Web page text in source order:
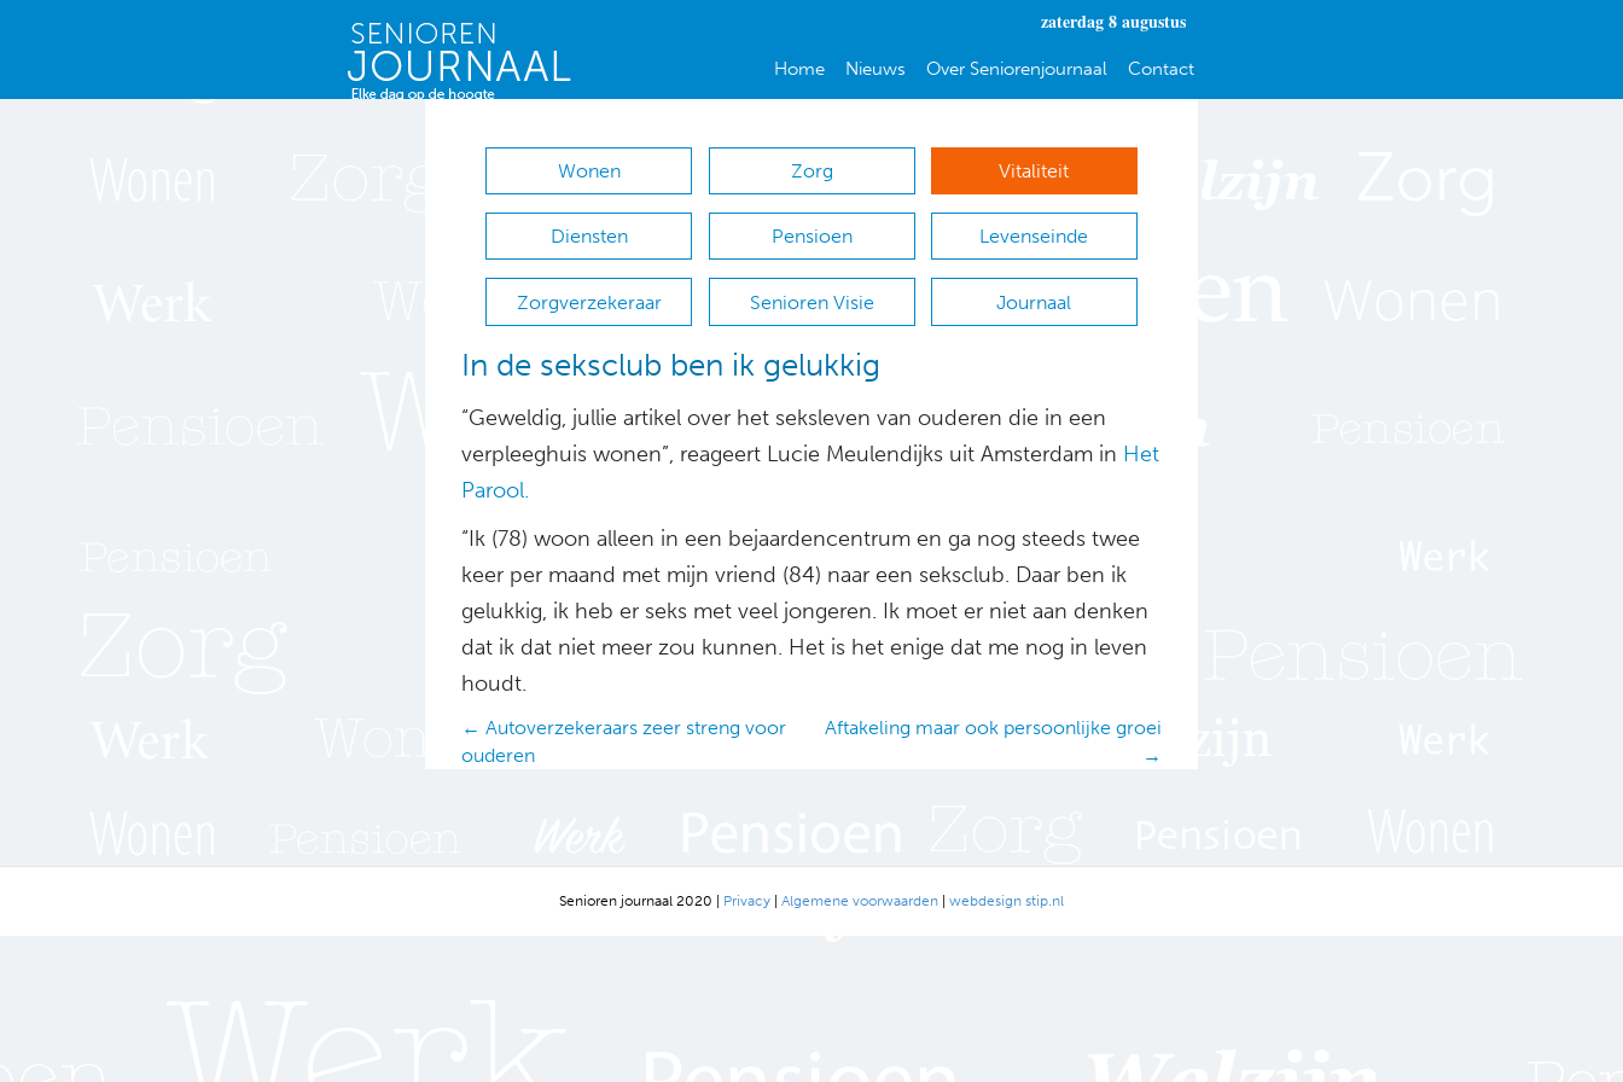
zaterdag 8 augustus
Home Nieuws Over Seniorenjournaal Contact
Wonen Zorg Vitaliteit
Diensten Pensioen Levenseinde
Zorgverzekeraar Senioren Visie Journaal
In de seksclub ben ik gelukkig
“Geweldig, jullie artikel over het seksleven van ouderen die in een
verpleeghuis wonen”, reageert Lucie Meulendijks uit Amsterdam in Het
Parool.
“Ik (78) woon alleen in een bejaardencentrum en ga nog steeds twee
keer per maand met mijn vriend (84) naar een seksclub. Daar ben ik
gelukkig, ik heb er seks met veel jongeren. Ik moet er niet aan denken
dat ik dat niet meer zou kunnen. Het is het enige dat me nog in leven
houdt.
Posts
navigation
← Autoverzekeraars zeer streng voor
ouderen
Aftakeling maar ook persoonlijke groei
→
Senioren journaal 2020 | Privacy | Algemene voorwaarden | webdesign stip.nl